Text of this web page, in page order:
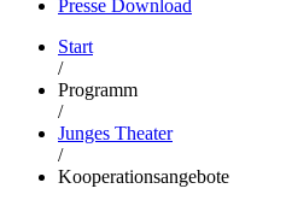
Presse Download
Start
/
Programm
/
Junges Theater
/
Kooperationsangebote